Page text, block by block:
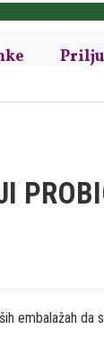
embalažah da